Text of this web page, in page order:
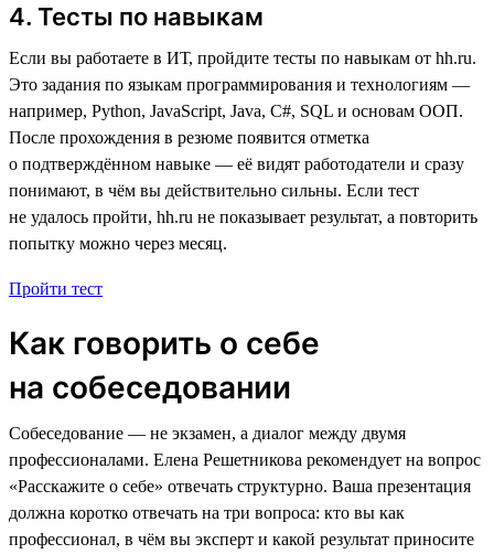
4. Тесты по навыкам
Если вы работаете в ИТ, пройдите тесты по навыкам от hh.ru.
Это задания по языкам программирования и технологиям —
например, Python, JavaScript, Java, C#, SQL и основам ООП.
После прохождения в резюме появится отметка
о подтверждённом навыке — её видят работодатели и сразу
понимают, в чём вы действительно сильны. Если тест
не удалось пройти, hh.ru не показывает результат, а повторить
попытку можно через месяц.
Пройти тест
Как говорить о себе
на собеседовании
Собеседование — не экзамен, а диалог между двумя
профессионалами. Елена Решетникова рекомендует на вопрос
«Расскажите о себе» отвечать структурно. Ваша презентация
должна коротко отвечать на три вопроса: кто вы как
профессионал, в чём вы эксперт и какой результат приносите